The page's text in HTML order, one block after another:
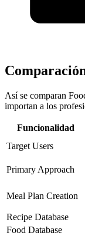
Así se comparan
importan a los
Funcionalidad
Target Users
Primary Approach
Meal Plan Creation
Recipe Database
Food Database